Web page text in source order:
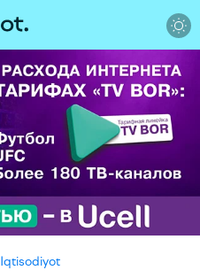
Iqtisodiyot